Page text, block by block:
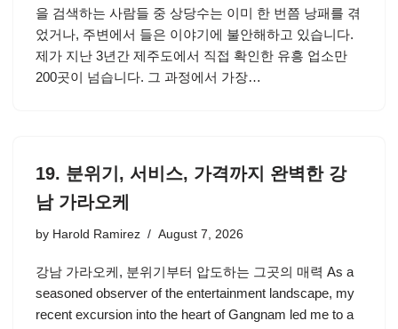
을 검색하는 사람들 중 상당수는 이미 한 번쯤 낭패를 겪
었거나, 주변에서 들은 이야기에 불안해하고 있습니다.
제가 지난 3년간 제주도에서 직접 확인한 유흥 업소만
200곳이 넘습니다. 그 과정에서 가장…
19. 분위기, 서비스, 가격까지 완벽한 강
남 가라오케
by Harold Ramirez August 7, 2026
강남 가라오케, 분위기부터 압도하는 그곳의 매력 As a
seasoned observer of the entertainment landscape, my
recent excursion into the heart of Gangnam led me to a